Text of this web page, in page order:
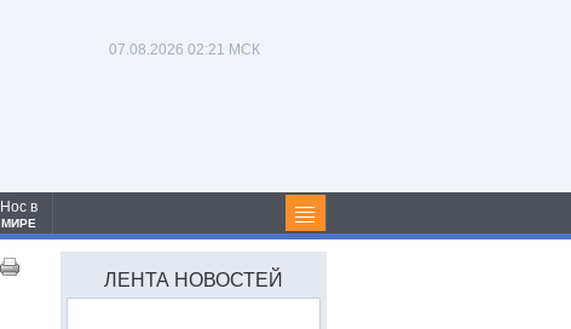
07.08.2026 02:21 МСК
Нос в
МИРЕ
ЛЕНТА НОВОСТЕЙ